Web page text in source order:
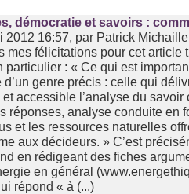
démocratie et savoirs :
2012 16:57, par Patrick Michaille
mes félicitations pour cet article
particulier : « Ce qui est
genre précis : celle qui
accessible l’analyse du savoir
réponses, analyse conduite en
et les ressources naturelles
aux décideurs. » C’est
en rédigeant des fiches
en général
répond « à (...)